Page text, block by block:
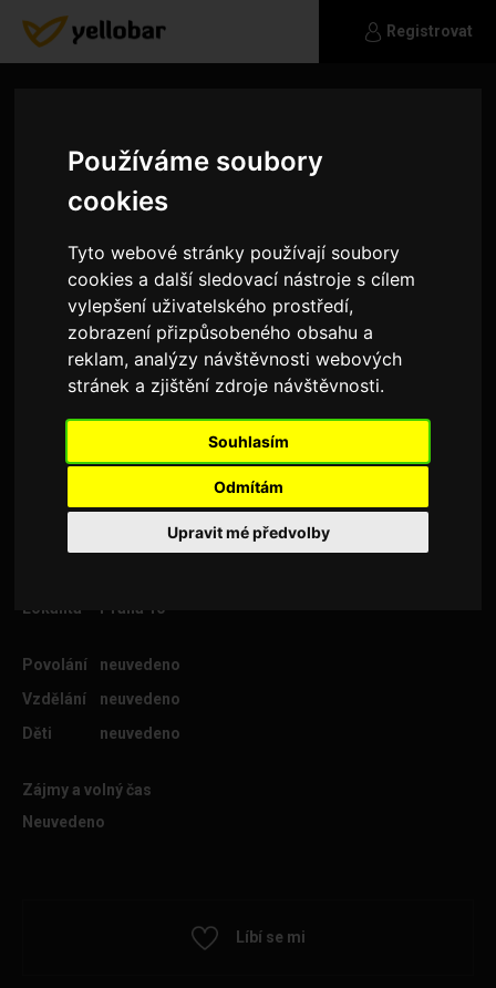
Používáme soubory
cookies
Tyto webové stránky používají soubory
cookies a další sledovací nástroje s cílem
vylepšení uživatelského prostředí,
zobrazení přizpůsobeného obsahu a
reklam, analýzy návštěvnosti webových
stránek a zjištění zdroje návštěvnosti.
Souhlasím
Odmítám
Upravit mé předvolby
Registrovat
animale
zajímám se o esoteriku a pod.
Lokalita
Praha 10
Povolání
neuvedeno
Vzdělání
neuvedeno
Děti
neuvedeno
Zájmy a volný čas
Neuvedeno
Líbí se mi